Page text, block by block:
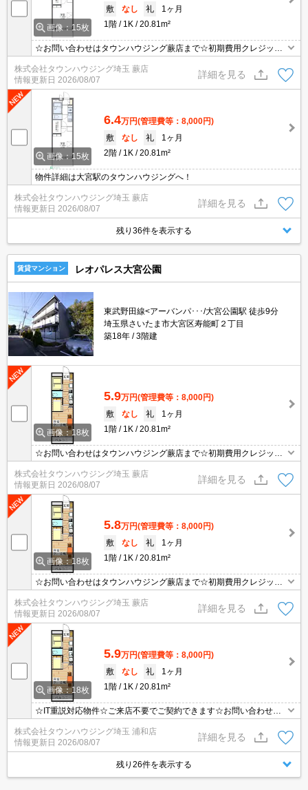
画像：15枚
敷
なし 礼
1ヶ月
1階
1K 20.81m²
☆お問い合わせはタウンハウジング蕨店まで☆初期費用クレジット
決済相談☆オンラインでの内見・契約もお気軽にご相談ください！
株式会社タウンハウジング埼玉 蕨店
情報更新日 2026/08/07
詳細を見る
画像：15枚
6.4万円(管理費等：8,000円)
敷
なし 礼
1ヶ月
2階
1K 20.81m²
物件詳細は大宮駅のタウンハウジングへ！
株式会社タウンハウジング埼玉 蕨店
情報更新日 2026/08/07
詳細を見る
残り36件を表示する
賃貸マンション レオパレス大宮公園
東武野田線<アーバンパ･･･/大宮公園駅 徒歩9分
埼玉県さいたま市大宮区寿能町２丁目
築18年
3階建
画像：18枚
5.9万円(管理費等：8,000円)
敷
なし 礼
1ヶ月
1階
1K 20.81m²
☆お問い合わせはタウンハウジング蕨店まで☆初期費用クレジット
決済相談☆オンラインでの内見・契約もお気軽にご相談ください！
株式会社タウンハウジング埼玉 蕨店
情報更新日 2026/08/07
詳細を見る
画像：18枚
5.8万円(管理費等：8,000円)
敷
なし 礼
1ヶ月
1階
1K 20.81m²
☆お問い合わせはタウンハウジング蕨店まで☆初期費用クレジット
決済相談☆オンラインでの内見・契約もお気軽にご相談ください！
株式会社タウンハウジング埼玉 蕨店
情報更新日 2026/08/07
詳細を見る
画像：18枚
5.9万円(管理費等：8,000円)
敷
なし 礼
1ヶ月
1階
1K 20.81m²
☆IT重説対応物件☆ご来店不要でご契約できます☆お問い合わせは0
48-648-8890☆タウンハウジング大宮東口店までお気軽にお問い合
わせください☆
株式会社タウンハウジング埼玉 浦和店
情報更新日 2026/08/07
詳細を見る
残り26件を表示する